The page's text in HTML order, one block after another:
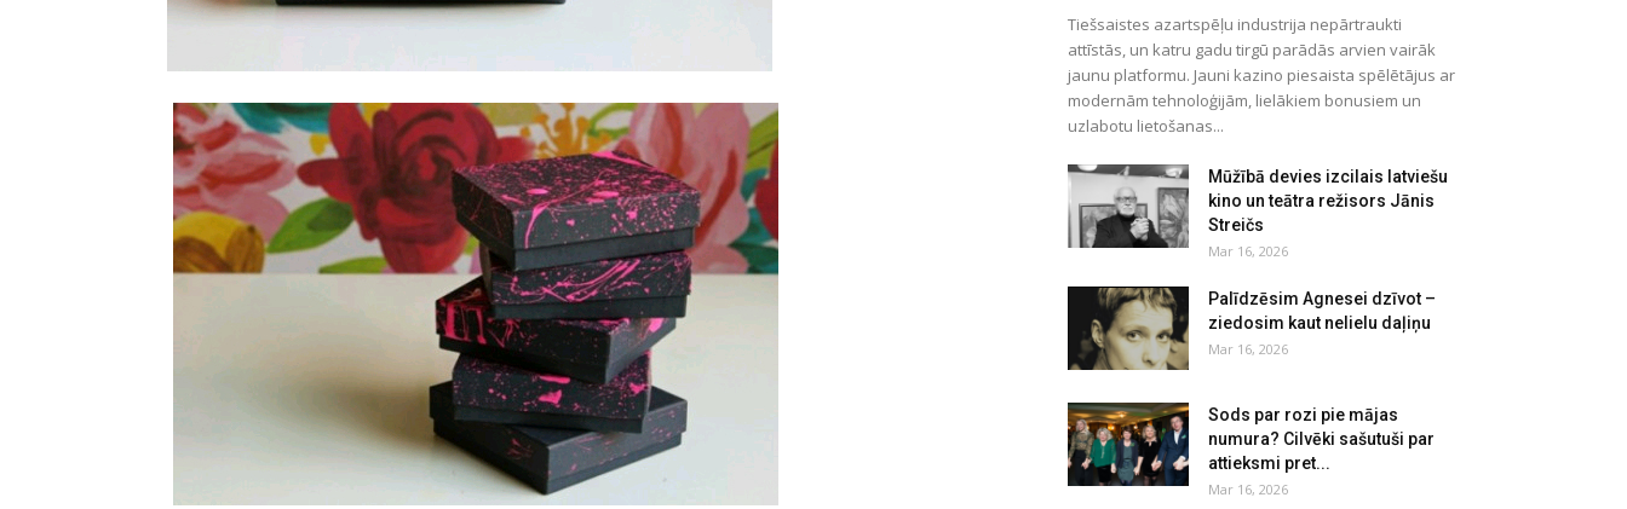
Tiešsaistes azartspēļu industrija nepārtraukti
attīstās, un katru gadu tirgū parādās arvien vairāk
jaunu platformu. Jauni kazino piesaista spēlētājus ar
modernām tehnoloģijām, lielākiem bonusiem un
uzlabotu lietošanas...
Mūžībā devies izcilais latviešu
kino un teātra režisors Jānis
Streičs
Mar 16, 2026
Palīdzēsim Agnesei dzīvot –
ziedosim kaut nelielu daļiņu
Mar 16, 2026
Sods par rozi pie mājas
numura? Cilvēki sašutuši par
attieksmi pret...
Mar 16, 2026